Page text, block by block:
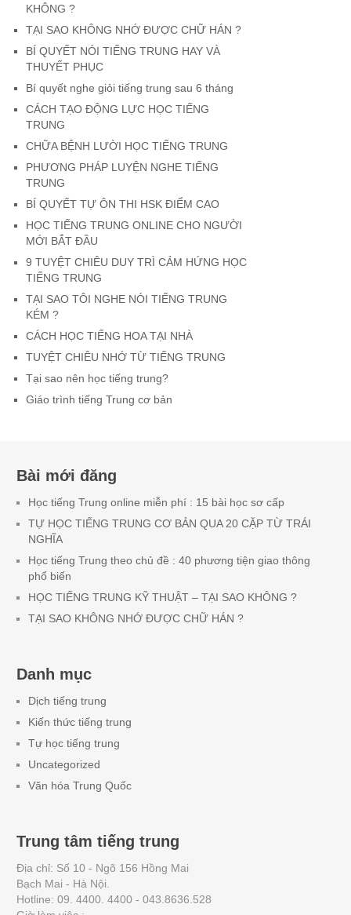
KHÔNG ?
TẠI SAO KHÔNG NHỚ ĐƯỢC CHỮ HÁN ?
BÍ QUYẾT NÓI TIẾNG TRUNG HAY VÀ
THUYẾT PHỤC
Bí quyết nghe giỏi tiếng trung sau 6 tháng
CÁCH TẠO ĐỘNG LỰC HỌC TIẾNG
TRUNG
CHỮA BỆNH LƯỜI HỌC TIẾNG TRUNG
PHƯƠNG PHÁP LUYỆN NGHE TIẾNG
TRUNG
BÍ QUYẾT TỰ ÔN THI HSK ĐIỂM CAO
HỌC TIẾNG TRUNG ONLINE CHO NGƯỜI
MỚI BẮT ĐẦU
9 TUYỆT CHIÊU DUY TRÌ CẢM HỨNG HỌC
TIẾNG TRUNG
TẠI SAO TÔI NGHE NÓI TIẾNG TRUNG
KÉM ?
CÁCH HỌC TIẾNG HOA TẠI NHÀ
TUYỆT CHIÊU NHỚ TỪ TIẾNG TRUNG
Tại sao nên học tiếng trung?
Giáo trình tiếng Trung cơ bản
Bài mới đăng
Học tiếng Trung online miễn phí : 15 bài học sơ cấp
TỰ HỌC TIẾNG TRUNG CƠ BẢN QUA 20 CẶP TỪ TRÁI
NGHĨA
Học tiếng Trung theo chủ đề : 40 phương tiện giao thông
phổ biến
HỌC TIẾNG TRUNG KỸ THUẬT – TẠI SAO KHÔNG ?
TẠI SAO KHÔNG NHỚ ĐƯỢC CHỮ HÁN ?
Danh mục
Dịch tiếng trung
Kiến thức tiếng trung
Tự học tiếng trung
Uncategorized
Văn hóa Trung Quốc
Trung tâm tiếng trung
Địa chỉ: Số 10 - Ngõ 156 Hồng Mai
Bạch Mai - Hà Nội.
Hotline: 09. 4400. 4400 - 043.8636.528